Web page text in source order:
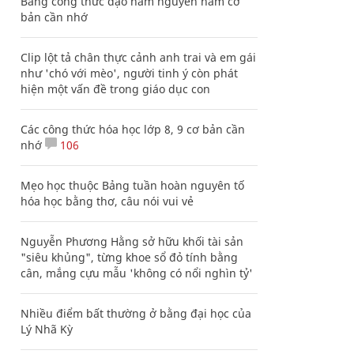
bản cần nhớ
Clip lột tả chân thực cảnh anh trai và em gái
như 'chó với mèo', người tinh ý còn phát
hiện một vấn đề trong giáo dục con
Các công thức hóa học lớp 8, 9 cơ bản cần
nhớ
106
Mẹo học thuộc Bảng tuần hoàn nguyên tố
hóa học bằng thơ, câu nói vui vẻ
Nguyễn Phương Hằng sở hữu khối tài sản
"siêu khủng", từng khoe sổ đỏ tính bằng
cân, mắng cựu mẫu 'không có nổi nghìn tỷ'
Nhiều điểm bất thường ở bằng đại học của
Lý Nhã Kỳ